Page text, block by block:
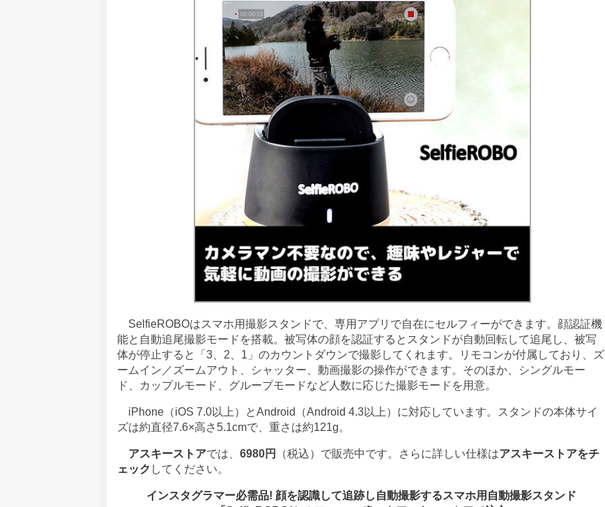
SelfieROBOはスマホ用撮影スタンドで、専用アプリで自在にセルフィーができます。顔認証機
能と自動追尾撮影モードを搭載。被写体の顔を認証するとスタンドが自動回転して追尾し、被写
体が停止すると「3、2、1」のカウントダウンで撮影してくれます。リモコンが付属しており、ズ
ームイン／ズームアウト、シャッター、動画撮影の操作ができます。そのほか、シングルモー
ド、カップルモード、グループモードなど人数に応じた撮影モードを用意。
iPhone（iOS 7.0以上）とAndroid（Android 4.3以上）に対応しています。スタンドの本体サイ
ズは約直径7.6×高さ5.1cmで、重さは約121g。
アスキーストアでは、 6980円 （税込）で販売中です。さらに詳しい仕様はアスキーストアをチ
ェック してください。
インスタグラマー必需品! 顔を認識して追跡し自動撮影するスマホ用自動撮影スタンド